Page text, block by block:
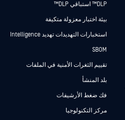
DLP™ استباقي DLP™
بيئة اختبار معزولة متكيفة
استخبارات التهديدات تهديد Intelligence
SBOM
تقييم الثغرات الأمنية في الملفات
بلد المنشأ
فك ضغط الأرشيفات
مركز التكنولوجيا